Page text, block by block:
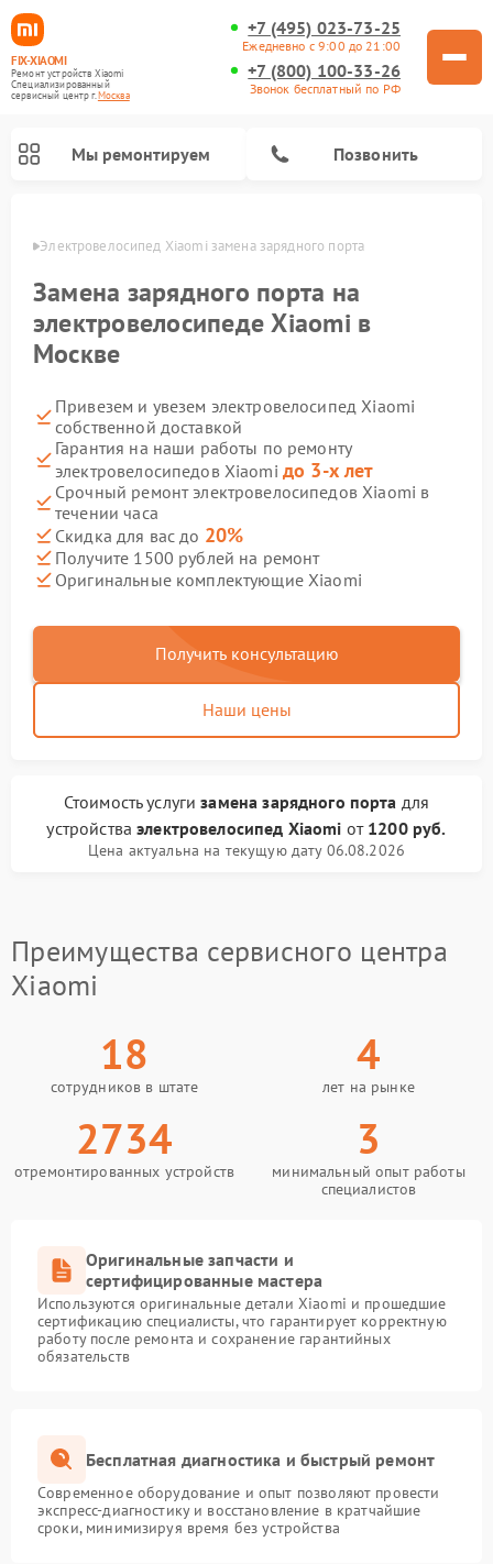
FIX-XIAOMI
Ремонт устройств Xiaomi
Специализированный
cервисный центр г.Москва
+7 (495) 023-73-25
Ежедневно с 9:00 до 21:00
+7 (800) 100-33-26
Звонок бесплатный по РФ
Мы ремонтируем Позвонить
Электровелосипед Xiaomi замена зарядного порта
Замена зарядного порта на
электровелосипеде Xiaomi в
Москве
Привезем и увезем электровелосипед Xiaomi
собственной доставкой
Гарантия на наши работы по ремонту
электровелосипедов Xiaomi до 3-х лет
Срочный ремонт электровелосипедов Xiaomi в
течении часа
Скидка для вас до 20%
Получите 1500 рублей на ремонт
Оригинальные комплектующие Xiaomi
Получить консультацию
Наши цены
Стоимость услугизамена зарядного порта для
устройстваэлектровелосипед Xiaomi от 1200 руб.
Цена актуальна на текущую дату 06.08.2026
Преимущества сервисного центра
Xiaomi
18
сотрудников в штате
4
лет на рынке
2734
отремонтированных устройств
3
минимальный опыт работы
специалистов
Оригинальные запчасти и
сертифицированные мастера
Используются оригинальные детали Xiaomi и прошедшие
сертификацию специалисты, что гарантирует корректную
работу после ремонта и сохранение гарантийных
обязательств
Бесплатная диагностика и быстрый ремонт
Современное оборудование и опыт позволяют провести
экспресс-диагностику и восстановление в кратчайшие
сроки, минимизируя время без устройства